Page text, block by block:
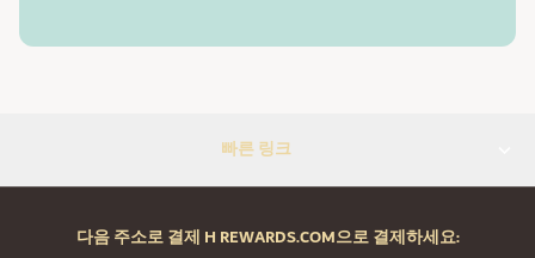
빠른 링크
다음 주소로 결제 H REWARDS.COM으로 결제하세요: